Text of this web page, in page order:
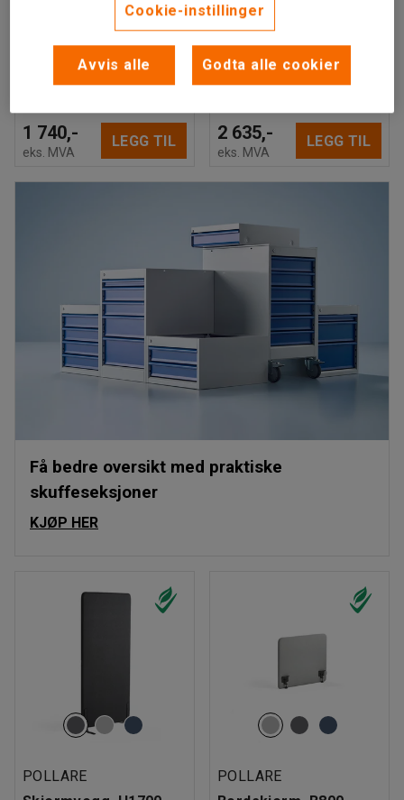
Lydabsorbent, 8-pk.,
H600 B600 T11 mm,
1 740,-
eks. MVA
LEGG TIL
Skjermvegg, H1360
B800 T46 mm, svarte
antrasitt
2 635,-
eks. MVA
LEGG TIL
Få bedre oversikt med praktiske
skuffeseksjoner
KJØP HER
POLLARE
POLLARE
Cookie-instillinger
Avvis alle Godta alle cookier